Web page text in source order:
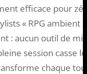
efficace pour
« RPG ambient
: aucun outil de
session casse
chaque